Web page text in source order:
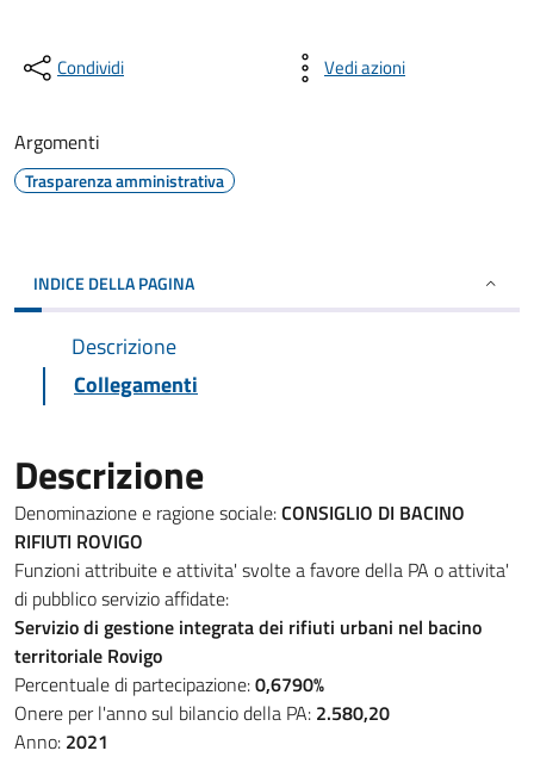
Condividi Vedi azioni
Argomenti
Trasparenza amministrativa
INDICE DELLA PAGINA
Descrizione
Collegamenti
Descrizione
Denominazione e ragione sociale:CONSIGLIO DI BACINO
RIFIUTI ROVIGO
Funzioni attribuite e attivita' svolte a favore della PA o attivita'
di pubblico servizio affidate:
Servizio di gestione integrata dei rifiuti urbani nel bacino
territoriale Rovigo
Percentuale di partecipazione:0,6790%
Onere per l'anno sul bilancio della PA: 2.580,20
Anno: 2021